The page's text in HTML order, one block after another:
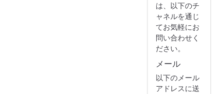
は、以下のチ
ャネルを通じ
てお気軽にお
問い合わせく
ださい。
メール
以下のメール
アドレスに送